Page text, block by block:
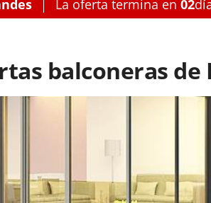
techo
Configurador
Ventanas
correderas
Configurador balconeras correderas
Puertas auxiliares
Configurador puertas
La oferta termina en 02
balconeras de